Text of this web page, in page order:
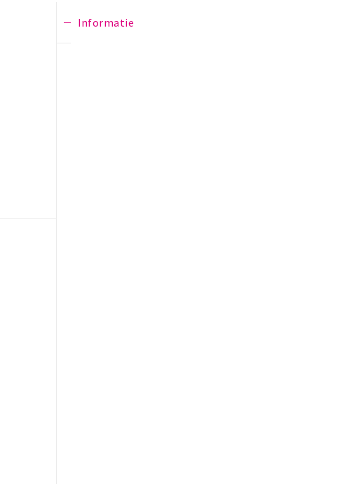
Informatie